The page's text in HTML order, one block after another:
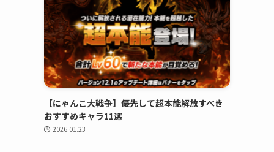
【にゃんこ大戦争】優先して超本能解放すべき
おすすめキャラ11選
2026.01.23